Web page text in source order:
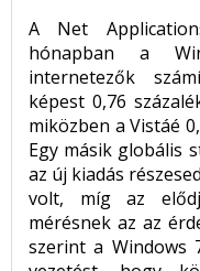
A Net
hónapban a
internetezők
képest 0,76
miközben a Vistáé
Egy másik globális
az új kiadás
volt, míg az
mérésnek az az
szerint a Windows